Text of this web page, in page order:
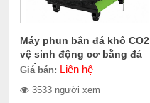
Máy phun bắn đá khô CO2
vệ sinh động cơ bằng đá
khô CERES CER-705.2000
Giá bán: Liên hệ
3533 người xem